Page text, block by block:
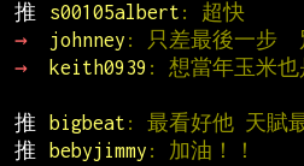
推
s00105albert : 超快
→
johnney : 只差最後一步
→
keith0939 : 想當年玉米也
推
bigbeat : 最看好他 天賦
推
bebyjimmy : 加油！！